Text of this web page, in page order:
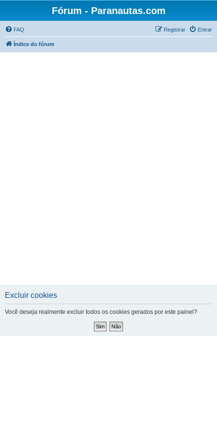
Fórum - Paranautas.com
FAQ Entrar
Registrar
Índice do fórum
Excluir cookies
Você deseja realmente excluir todos os cookies gerados por este painel?